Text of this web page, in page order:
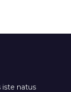
iste natus